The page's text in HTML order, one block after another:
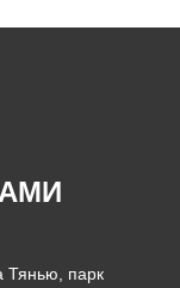
Тянью, парк